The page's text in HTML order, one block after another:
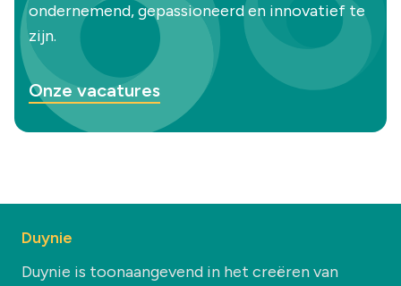
ondernemend, gepassioneerd en innovatief te
zijn.
Onze vacatures
Duynie
Duynie is toonaangevend in het creëren van